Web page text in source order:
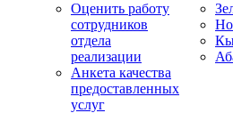
Оценить работу
сотрудников
отдела
реализации
Анкета качества
предоставленных
услуг